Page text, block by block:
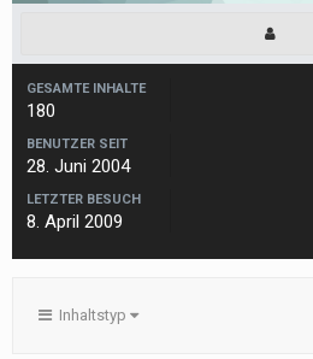
GESAMTE INHALTE
180
BENUTZER SEIT
28. Juni 2004
LETZTER BESUCH
8. April 2009
Inhaltstyp